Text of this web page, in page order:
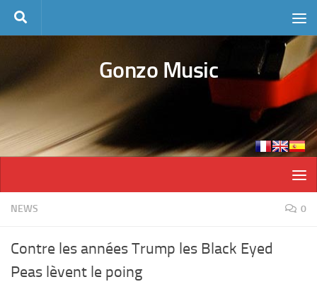
Skip to content
Gonzo Music
NEWS 0
Contre les années Trump les Black Eyed
Peas lèvent le poing